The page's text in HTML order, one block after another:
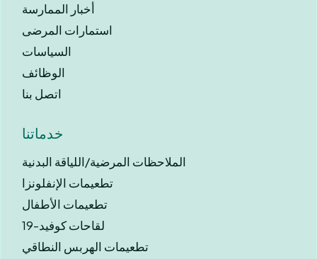
أخبار الممارسة
استمارات المرضى
السياسات
الوظائف
اتصل بنا
خدماتنا
الملاحظات المرضية/اللياقة البدنية
تطعيمات الإنفلونزا
تطعيمات الأطفال
لقاحات كوفيد-19
تطعيمات الهربس النطاقي